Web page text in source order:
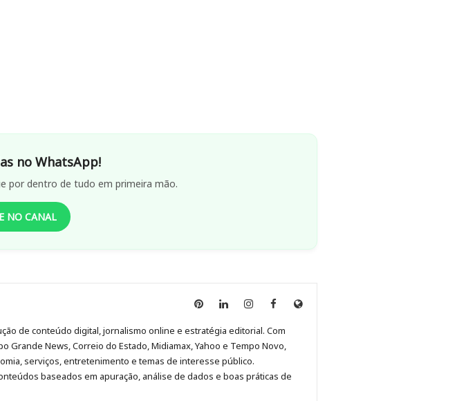
no WhatsApp!
por dentro de tudo em primeira mão.
NO CANAL
Anny
no
Pinterest
Anny
no
LinkedIn
Anny
no
Instagram
Anny
no
Facebook
Site
de conteúdo digital, jornalismo online e estratégia editorial. Com
Grande News, Correio do Estado, Midiamax, Yahoo e Tempo Novo,
serviços, entretenimento e temas de interesse público.
baseados em apuração, análise de dados e boas práticas de